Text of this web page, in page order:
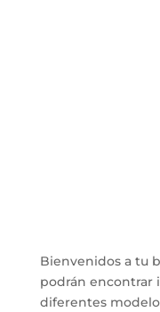
Bienvenidos a tu
podrán encontrar
diferentes